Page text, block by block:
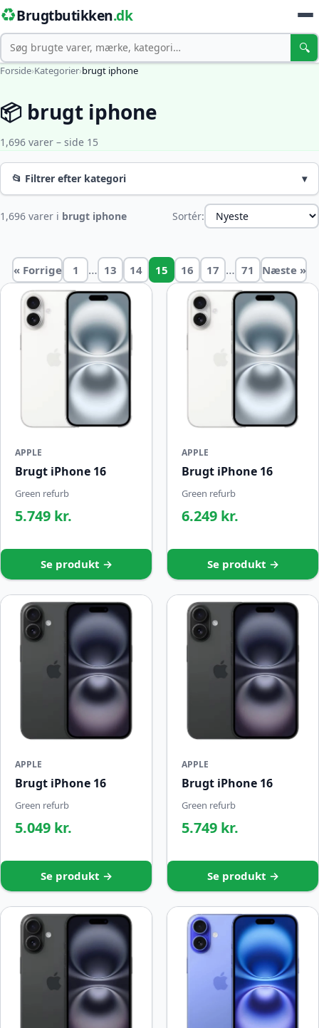
♻️Brugtbutikken.dk
Søg 🔍
Forside›Kategorier›brugt iphone
📦 brugt iphone
1,696 varer – side 15
📂 Filtrer efter kategori ▾
1,696 varer i brugt iphone Sortér:
« Forrige 1 … 13 14 15 16 17 … 71 Næste »
APPLE
Brugt iPhone 16
Green refurb
5.749 kr.
Se produkt →
APPLE
Brugt iPhone 16
Green refurb
6.249 kr.
Se produkt →
APPLE
Brugt iPhone 16
Green refurb
5.049 kr.
Se produkt →
APPLE
Brugt iPhone 16
Green refurb
5.749 kr.
Se produkt →